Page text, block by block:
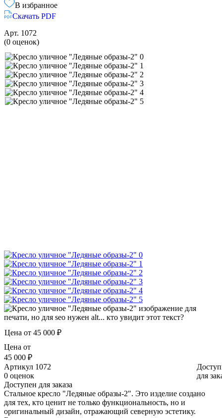
В избранное
Скачать PDF
Арт. 1072
(0 оценок)
Цена от 45 000 ₽
Цена от
45 000 ₽
для
Артикул 1072
0 оценок
Доступен для заказа
Стальное кресло "Ледяные образы-2". Это изделие создано
для тех, кто ценит не только функциональность, но и
оригинальный дизайн, отражающий северную эстетику.